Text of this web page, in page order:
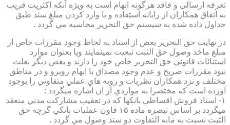
تعرفه ارسالي و فاقد هرگونه ابهام است به ويژه آنكه اكثريت قريب
به اتفاق همكاران از رايانه استفاده و با وارد كردن مبلغ سند طبق
جداول داده شده به سيستم حق التحرير محاسبه مي گردد .
در نهايت حق التحرير بعض از اسناد به لحاظ وجود مقررات خاص از
مبلغ ماخذ وصول حق الثبت تبعيت نمينمايند ويا بعنوان موارد
استنائات قانوني حق التحرير خاص خود را دارند و بعض ديگر بعلت
نبود مقررات صريح و عدم وجود مصداق با ابهام روبرو و در مناطق
مختلف و نزد همكاران نظريات و رويه هاي عملي متفاوتي را بوجود
آورده است كه مختصرا به مواردي از آن اشاره ميگردد :
۱- اسناد فروش اقساطي بانكها كه در تعقيب مشاركت مدني منعقد
ميگردد بر اساس تبصره ماده ۱۵ قاون عمليات بانكي گرچه حق
الثبت نسبت به مابه التفاوت دو سند وصول مي گردد .